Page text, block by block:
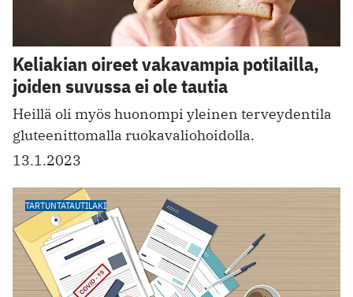
Keliakian oireet vakavampia potilailla,
joiden suvussa ei ole tautia
Heillä oli myös huonompi yleinen terveydentila
gluteenittomalla ruokavaliohoidolla.
13.1.2023
TARTUNTATAUTILAKI